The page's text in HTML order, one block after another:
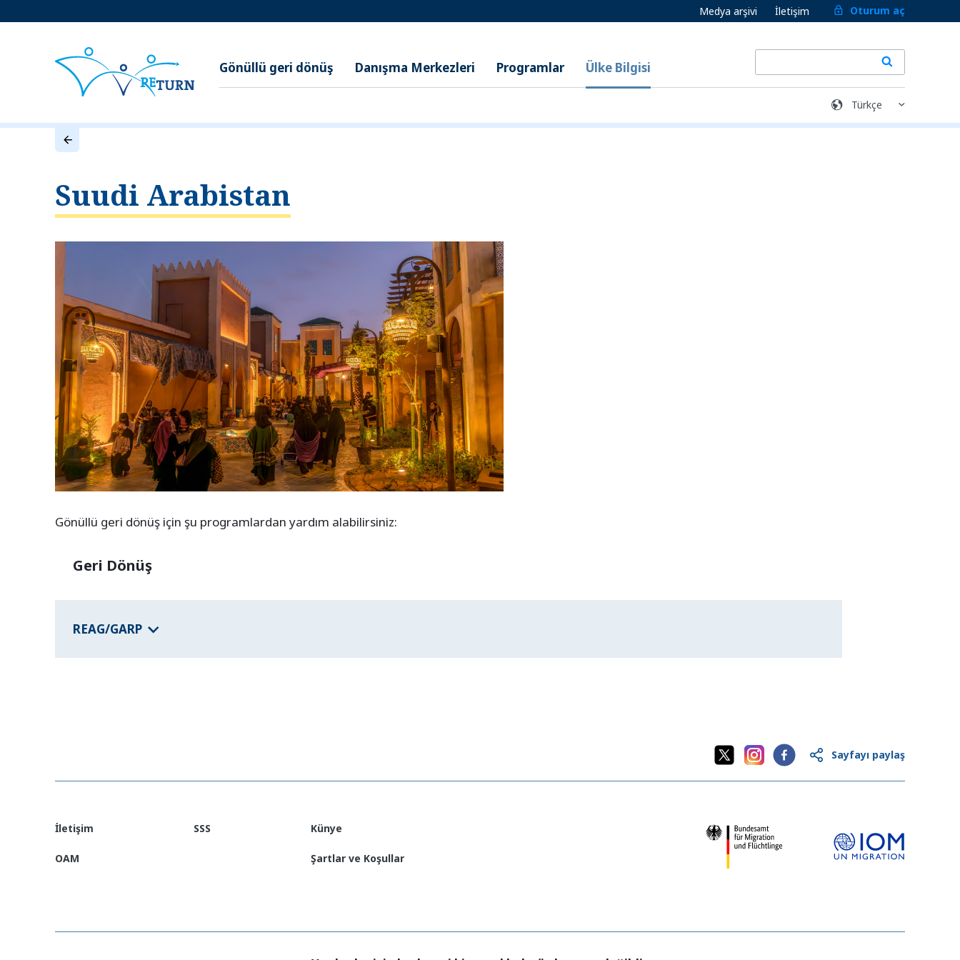
Medya arşivi İletişim Oturum aç
Gönüllü geri dönüş Danışma Merkezleri Programlar Ülke Bilgisi
Suudi Arabistan
Gönüllü geri dönüş için şu programlardan yardım alabilirsiniz:
Geri Dönüş
REAG/GARP
Sayfayı paylaş
İletişim
OAM
SSS Künye
Şartlar ve Koşullar